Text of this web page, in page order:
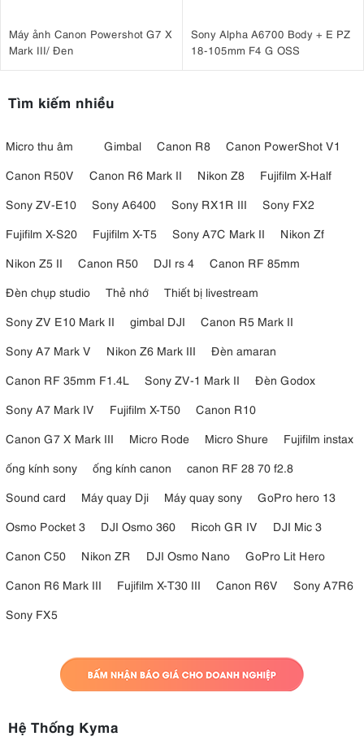
Máy ảnh Canon Powershot G7 X
Mark III/ Đen
Sony Alpha A6700 Body + E PZ
18-105mm F4 G OSS
Tìm kiếm nhiều
Micro thu âm Gimbal Canon R8
Canon PowerShot V1
Canon R50V
Canon R6 Mark II Nikon Z8
Fujifilm X-Half
Sony ZV-E10
Sony A6400 Sony RX1R III
Sony FX2
Fujifilm X-S20
Fujifilm X-T5 Sony A7C Mark II
Nikon Zf
Nikon Z5 II
Canon R50 DJI rs 4
Canon RF 85mm
Đèn chụp studio
Thẻ nhớ
Thiết bị livestream
Sony ZV E10 Mark II
gimbal DJI
Canon R5 Mark II
Sony A7 Mark V
Nikon Z6 Mark III
Đèn amaran
Canon RF 35mm F1.4L
Sony ZV-1 Mark II
Đèn Godox
Sony A7 Mark IV
Fujifilm X-T50
Canon R10
Canon G7 X Mark III
Micro Rode Micro Shure
Fujifilm instax
ống kính sony
ống kính canon
canon RF 28 70 f2.8
Sound card
Máy quay Dji Máy quay sony
GoPro hero 13
Osmo Pocket 3
DJI Osmo 360 Ricoh GR IV
DJI Mic 3
Canon C50
Nikon ZR DJI Osmo Nano
GoPro Lit Hero
Canon R6 Mark III
Fujifilm X-T30 III Canon R6V
Sony A7R6
Sony FX5
Hệ Thống Kyma